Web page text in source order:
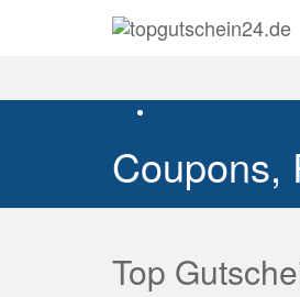
Coupons,
Top